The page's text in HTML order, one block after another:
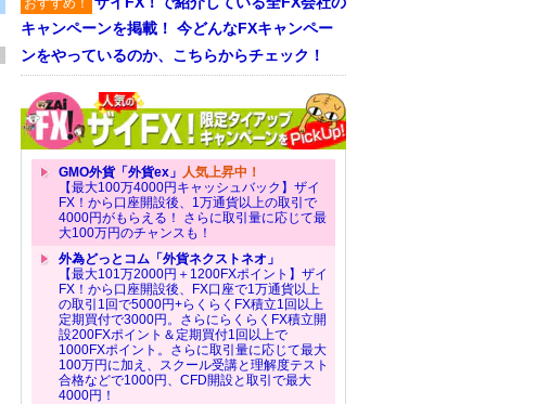
おすすめ！
キャンペーンを掲載！ 今どんなFXキャンペー
ンをやっているのか、こちらからチェック！
GMO外貨「外貨ex」 人気上昇中！
【最大100万4000円キャッシュバック】ザイ
FX！から口座開設後、1万通貨以上の取引で
4000円がもらえる！ さらに取引量に応じて最
大100万円のチャンスも！
外為どっとコム「外貨ネクストネオ」
【最大101万2000円＋1200FXポイント】ザイ
FX！から口座開設後、FX口座で1万通貨以上
の取引1回で5000円+らくらくFX積立1回以上
定期買付で3000円。さらにらくらくFX積立開
設200FXポイント＆定期買付1回以上で
1000FXポイント。さらに取引量に応じて最大
100万円に加え、スクール受講と理解度テスト
合格などで1000円、CFD開設と取引で最大
4000円！